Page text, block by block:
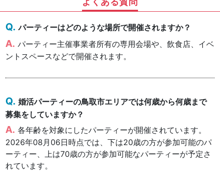
パーティーはどのような場所で開催されますか？
パーティー主催事業者所有の専用会場や、飲食店、イベ
ントスペースなどで開催されます。
婚活パーティーの鳥取市エリアでは何歳から何歳まで
募集をしていますか？
各年齢を対象にしたパーティーが開催されています。
2026年08月06日時点では、下は20歳の方が参加可能のパ
ーティー、上は70歳の方が参加可能なパーティーが予定さ
れています。